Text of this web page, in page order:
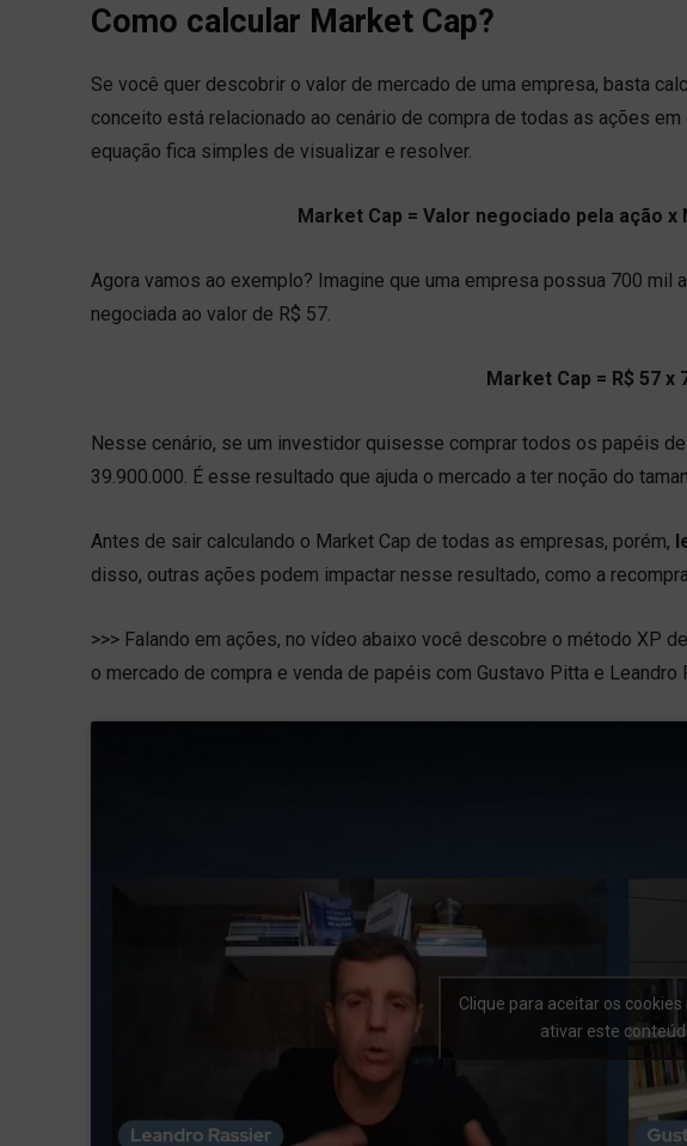
Como calcular Market Cap?
Se você quer descobrir o valor de mercado de uma empresa, basta
conceito está relacionado ao cenário de compra de todas as ações
equação fica simples de visualizar e resolver.
Market Cap = Valor negociado pela ação
Agora vamos ao exemplo? Imagine que uma empresa possua 700 mil
negociada ao valor de R$ 57.
Market Cap = R$ 57 x
Nesse cenário, se um investidor quisesse comprar todos os papéis
39.900.000. É esse resultado que ajuda o mercado a ter noção do
Antes de sair calculando o Market Cap de todas as empresas, porém,
disso, outras ações podem impactar nesse resultado, como a
>>> Falando em ações, no vídeo abaixo você descobre o método XP
o mercado de compra e venda de papéis com Gustavo Pitta e Leandro
Clique para aceitar os
ativar este